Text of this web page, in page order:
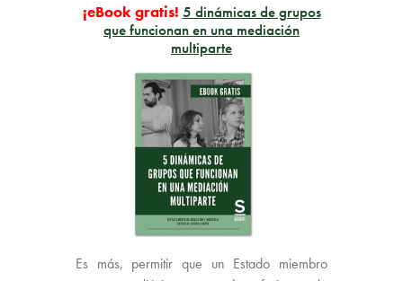
¡eBook gratis! 5 dinámicas de grupos
que funcionan en una mediación
multiparte
Es más, permitir que un Estado miembro